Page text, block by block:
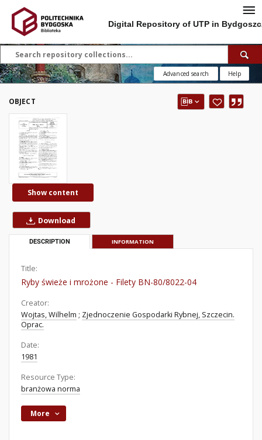
Digital Repository of UTP in
Advanced search Help
OBJECT
Show content
Download
DESCRIPTION INFORMATION
Title:
Ryby świeże i mrożone - Filety BN-80/8022-04
Creator:
Wojtas, Wilhelm ; Zjednoczenie Gospodarki Rybnej, Szczecin.
Oprac.
Date:
1981
Resource Type:
branżowa norma
More